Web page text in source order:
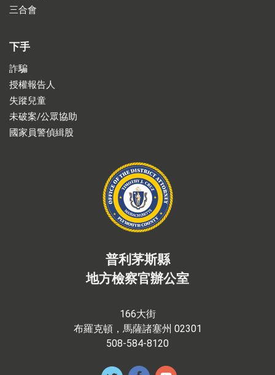
三合會
下手
詐騙
授權報告人
失蹤兒童
未破案/公眾協助
國家員警偵緝股
普利茅斯縣
地方檢察官辦公室
166大街
布羅克頓，馬薩諸塞州 02301
508-584-8120